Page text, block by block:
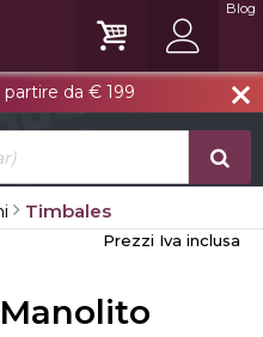
close
da € 199
Blog
Timbales
Prezzi Iva inclusa
Manolito